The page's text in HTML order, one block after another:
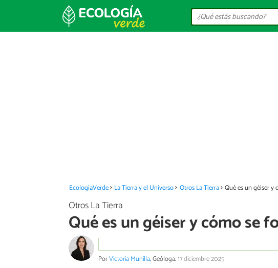
EcologíaVerde La Tierra y el Universo Otros La Tierra Qué es un géiser y
Otros La Tierra
Qué es un géiser y cómo se
PorVictoria Munilla, Geóloga.17 diciembre 2025